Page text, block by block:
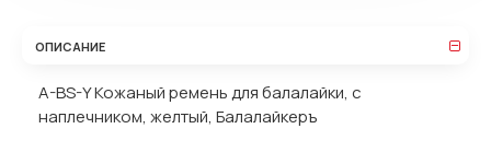
ОПИСАНИЕ
A-BS-Y Кожаный ремень для балалайки, с
наплечником, желтый, Балалайкеръ